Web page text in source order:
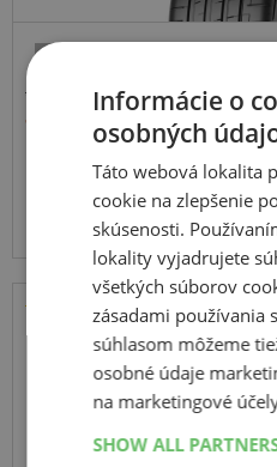
838,86 €
455,90 €
SKLADOM
Na predajni v
Centrálny
315 30
Informácie o
osobných
Táto webová lokalita
cookie na zlepšenie
skúsenosti.
lokality vyjadrujete
všetkých súborov
zásadami používania
súhlasom môžeme
osobné údaje
na marketingové
SHOW ALL